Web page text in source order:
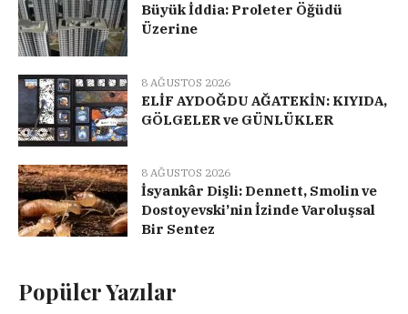
Büyük İddia: Proleter Öğüdü
Üzerine
8 AĞUSTOS 2026
ELİF AYDOĞDU AĞATEKİN: KIYIDA,
GÖLGELER ve GÜNLÜKLER
8 AĞUSTOS 2026
İsyankâr Dişli: Dennett, Smolin ve
Dostoyevski’nin İzinde Varoluşsal
Bir Sentez
Popüler Yazılar